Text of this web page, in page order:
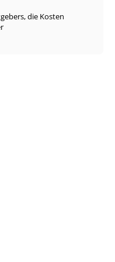
die Kosten